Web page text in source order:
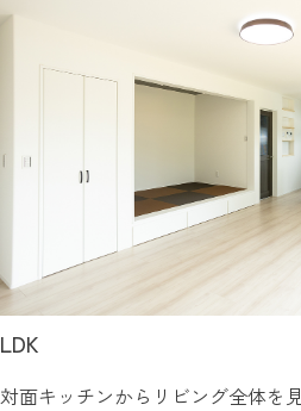
LDK
対面キッチンからリビング全体を